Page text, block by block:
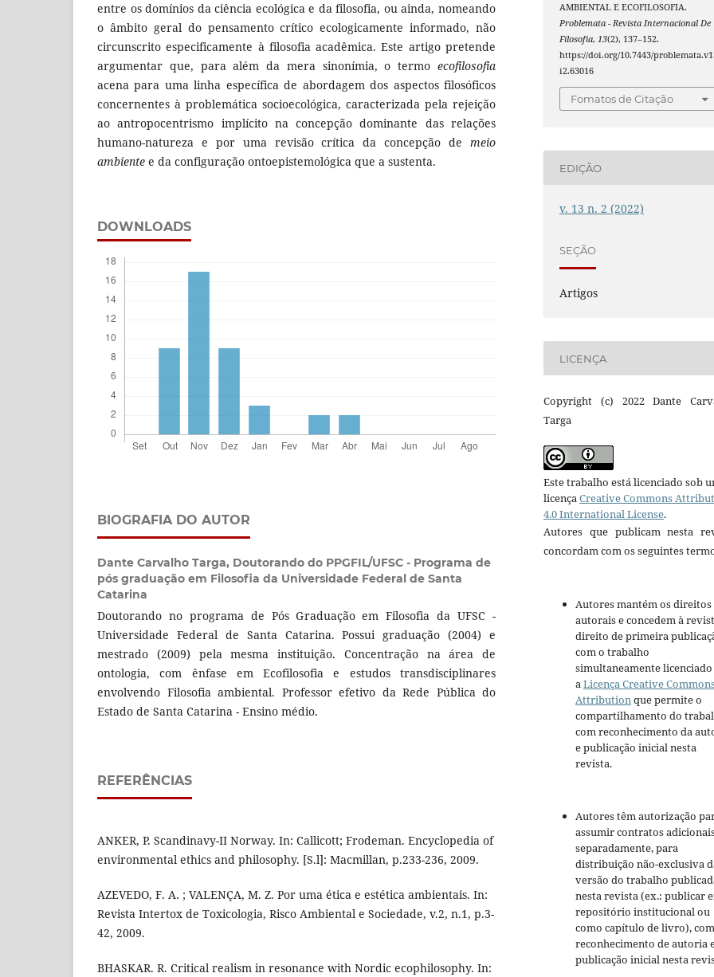
entre os domínios da ciência ecológica e da filosofia, ou ainda, nomeando
o âmbito geral do pensamento crítico ecologicamente informado, não
circunscrito especificamente à filosofia acadêmica. Este artigo pretende
argumentar que, para além da mera sinonímia, o termo ecofilosofia
acena para uma linha específica de abordagem dos aspectos filosóficos
concernentes à problemática socioecológica, caracterizada pela rejeição
ao antropocentrismo implícito na concepção dominante das relações
humano-natureza e por uma revisão crítica da concepção de meio
ambiente e da configuração ontoepistemológica que a sustenta.
DOWNLOADS
BIOGRAFIA DO AUTOR
Dante Carvalho Targa, Doutorando do PPGFIL/UFSC - Programa de
pós graduação em Filosofia da Universidade Federal de Santa
Catarina
Doutorando no programa de Pós Graduação em Filosofia da UFSC -
Universidade Federal de Santa Catarina. Possui graduação (2004) e
mestrado (2009) pela mesma instituição. Concentração na área de
ontologia, com ênfase em Ecofilosofia e estudos transdisciplinares
envolvendo Filosofia ambiental. Professor efetivo da Rede Pública do
Estado de Santa Catarina - Ensino médio.
REFERÊNCIAS
ANKER, P. Scandinavy-II Norway. In: Callicott; Frodeman. Encyclopedia of
environmental ethics and philosophy. [S.l]: Macmillan, p.233-236, 2009.
AZEVEDO, F. A. ; VALENÇA, M. Z. Por uma ética e estética ambientais. In:
Revista Intertox de Toxicologia, Risco Ambiental e Sociedade, v.2, n.1, p.3-
42, 2009.
BHASKAR. R. Critical realism in resonance with Nordic ecophilosophy. In:
AMBIENTAL E ECOFILOSOFIA.
Problemata - Revista Internacional De
Filosofia,13(2), 137–152.
https://doi.org/10.7443/
i2.63016
Fomatos de Citação
EDIÇÃO
v. 13 n. 2 (2022)
SEÇÃO
Artigos
LICENÇA
Copyright (c) 2022 Dante
Targa
Este trabalho está licenciado sob
licençaCreative Commons
4.0 International License.
Autores que publicam nesta
concordam com os seguintes
Autores mantém os direitos
autorais e concedem à
direito de primeira
com o trabalho
simultaneamente
a Licença Creative
Attribution que permite o
compartilhamento do
com reconhecimento da
e publicação inicial nesta
revista.
Autores têm autorização
assumir contratos
separadamente, para
distribuição não-exclusiva
versão do trabalho
nesta revista (ex.: publicar
repositório institucional ou
como capítulo de livro), com
reconhecimento de autoria
publicação inicial nesta